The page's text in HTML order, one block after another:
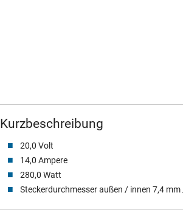
Kurzbeschreibung
20,0 Volt
14,0 Ampere
280,0 Watt
Steckerdurchmesser außen / innen 7,4 mm